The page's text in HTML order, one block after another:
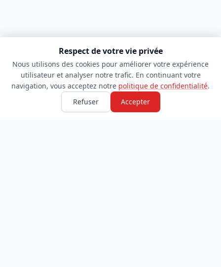
Respect de votre vie privée
Nous utilisons des cookies pour améliorer votre expérience
utilisateur et analyser notre trafic. En continuant votre
navigation, vous acceptez notre politique de confidentialité.
Refuser
Accepter